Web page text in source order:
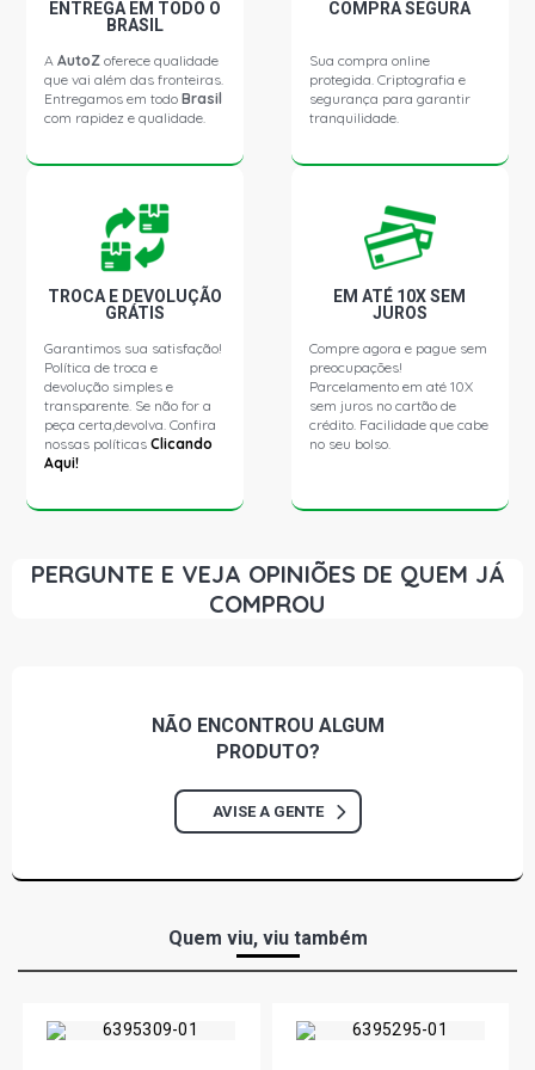
ENTREGA EM TODO O
BRASIL
AAutoZ oferece qualidade
que vai além das fronteiras.
Entregamos em todoBrasil
com rapidez e qualidade.
COMPRA SEGURA
Sua compra online
protegida. Criptografia e
segurança para garantir
tranquilidade.
TROCA E DEVOLUÇÃO
GRÁTIS
Garantimos sua satisfação!
Política de troca e
devolução simples e
transparente. Se não for a
peça certa,devolva. Confira
nossas políticasClicando
Aqui!
EM ATÉ 10X SEM
JUROS
Compre agora e pague sem
preocupações!
Parcelamento em até 10X
sem juros no cartão de
crédito. Facilidade que cabe
no seu bolso.
PERGUNTE E VEJA OPINIÕES DE QUEM JÁ
COMPROU
NÃO ENCONTROU ALGUM
PRODUTO?
AVISE A GENTE
Quem viu, viu também